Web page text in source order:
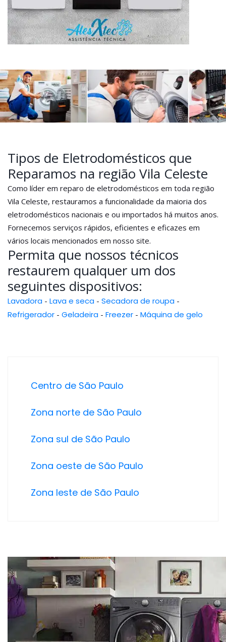
Tipos de Eletrodomésticos que
Reparamos na região Vila Celeste
Como líder em reparo de eletrodomésticos em toda região
Vila Celeste, restauramos a funcionalidade da maioria dos
eletrodomésticos nacionais e ou importados há muitos anos.
Fornecemos serviços rápidos, eficientes e eficazes em
vários locais mencionados em nosso site.
Permita que nossos técnicos
restaurem qualquer um dos
seguintes dispositivos:
Lavadora - Lava e seca - Secadora de roupa -
Refrigerador - Geladeira - Freezer - Máquina de gelo
Centro de São Paulo
Zona norte de São Paulo
Zona sul de São Paulo
Zona oeste de São Paulo
Zona leste de São Paulo